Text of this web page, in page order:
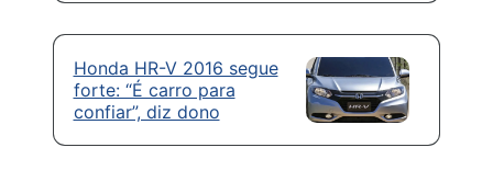
Honda HR-V 2016 segue
forte: “É carro para
confiar”, diz dono